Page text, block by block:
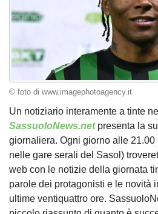
© foto di www.imagephotoagency.it
Un notiziario interamente a tinte
SassuoloNews.netpresenta la
giornaliera. Ogni giorno alle 21.00
nelle gare serali del Sasol)
web con le notizie della giornata
parole dei protagonisti e le novità
ultime ventiquattro ore.